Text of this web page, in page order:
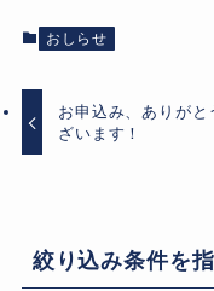
おしらせ
お申込み、ありがと
ざいます！
絞り込み条件を